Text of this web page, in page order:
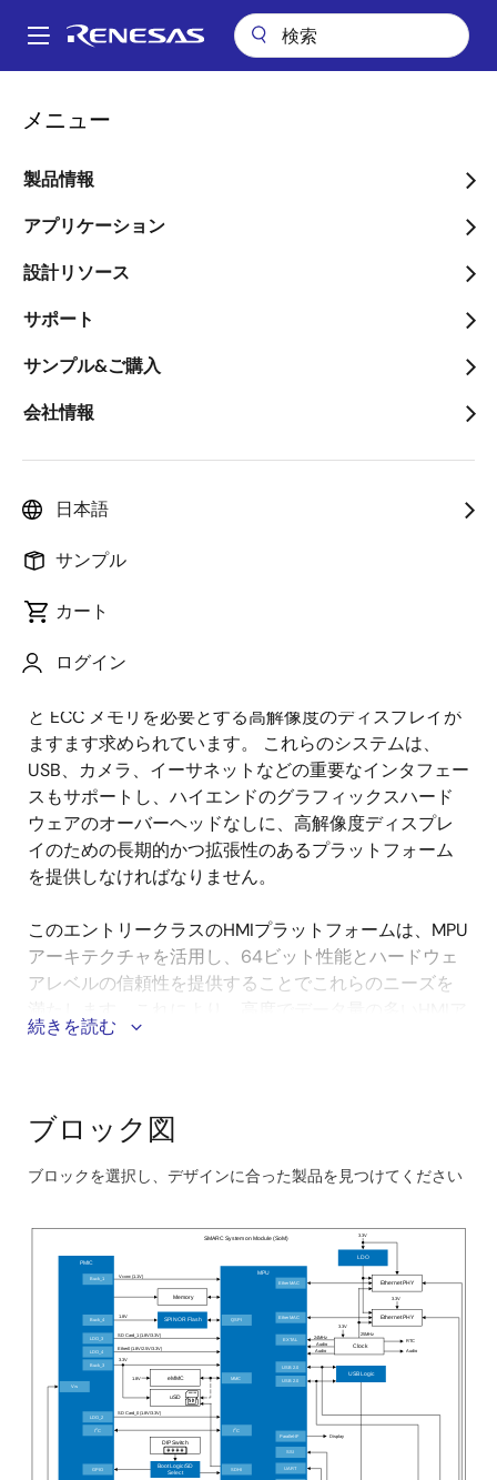
ン
Main
メニュー
製品情報
アプリケーション
設計リソース
サポート
サンプル&ご購入
会社情報
日本語
サンプル
カート
ログイン
パ
ン
く
ず
エントリークラスのHMIプラットフォーム
エントリークラスのHMIプ
ラットフォーム
ページセクションへ移動：
概要
要
説
複雑なネットワーク、セキュリティ、システムのスケ
と ECC メモリを必要とする高解像度のディスプレイが
ますます求められています。 これらのシステムは、
USB、カメラ、イーサネットなどの重要なインタフェー
スもサポートし、ハイエンドのグラフィックスハード
ウェアのオーバーヘッドなしに、高解像度ディスプレ
イのための長期的かつ拡張性のあるプラットフォーム
を提供しなければなりません。
このエントリークラスのHMIプラットフォームは、MPU
アーキテクチャを活用し、64ビット性能とハードウェ
アレベルの信頼性を提供することでこれらのニーズを
プリケーション向けに、コスト効率に優れ、長期的に
このシステムのメリット：
広範な通信インタフェースのサポートにより、様々
堅牢な電源装置はホットプラグ/スワップをサポート
し、連続運転と最小限のダウンタイムが重要な産業
環境において高い信頼性を確保
Linuxオペレーティングシステムは、広くサポートさ
れている開発環境を提供し、アプリケーション開発
を加速し、既存のシステムとの互換性を確保
続きを読む
ブロック図
ブロックを選択し、デザインに合った製品を見つけてください
interactive
block
diagram
SPI NOR Flash
Memory
eMMC
VCORE (1.1V)
1.8V
SD Card_1 (1.8V/3.3V)
Ether0 (1.8V/2.5V/3.3V)
LDO
Ethernet PHY
Ethernet PHY
3.3V
Boot Logic/SD
Select
3.3V
3.3V
uSD
3.3V
SD Card_0 (1.8V/3.3V)
25MHz
24MHz
Audio
Audio
RTC
DIP Switch
SMARC System on Module (SoM)
1.8V
Display
Audio
USB Logic
Clock
MPU
QSPI
I2C
Ether MAC
Ether MAC
USB 2.0
USB 2.0
MMC
EXTAL
UART
SSI
Parallel-IF
SDHI
PMIC
VIN
Buck_1
Buck_4
I2C
LDO_3
LDO_4
Buck_3
LDO_2
GPIO